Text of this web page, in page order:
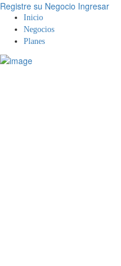
Registre su Negocio Ingresar
Inicio
Negocios
Planes